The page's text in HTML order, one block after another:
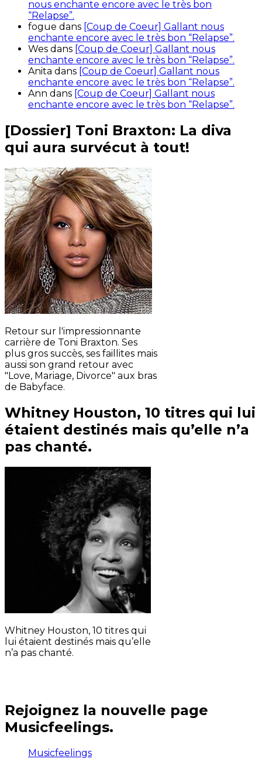
nous enchante encore avec le très bon
“Relapse”.
fogue dans [Coup de Coeur] Gallant nous
enchante encore avec le très bon “Relapse”.
Wes dans [Coup de Coeur] Gallant nous
enchante encore avec le très bon “Relapse”.
Anita dans [Coup de Coeur] Gallant nous
enchante encore avec le très bon “Relapse”.
Ann dans [Coup de Coeur] Gallant nous
enchante encore avec le très bon “Relapse”.
[Dossier] Toni Braxton: La diva
qui aura survécut à tout!
Retour sur l'impressionnante
carrière de Toni Braxton. Ses
plus gros succès, ses faillites mais
aussi son grand retour avec
"Love, Mariage, Divorce" aux bras
de Babyface.
Whitney Houston, 10 titres qui lui
étaient destinés mais qu’elle n’a
pas chanté.
Whitney Houston, 10 titres qui
lui étaient destinés mais qu’elle
n’a pas chanté.
Rejoignez la nouvelle page
Musicfeelings.
Musicfeelings